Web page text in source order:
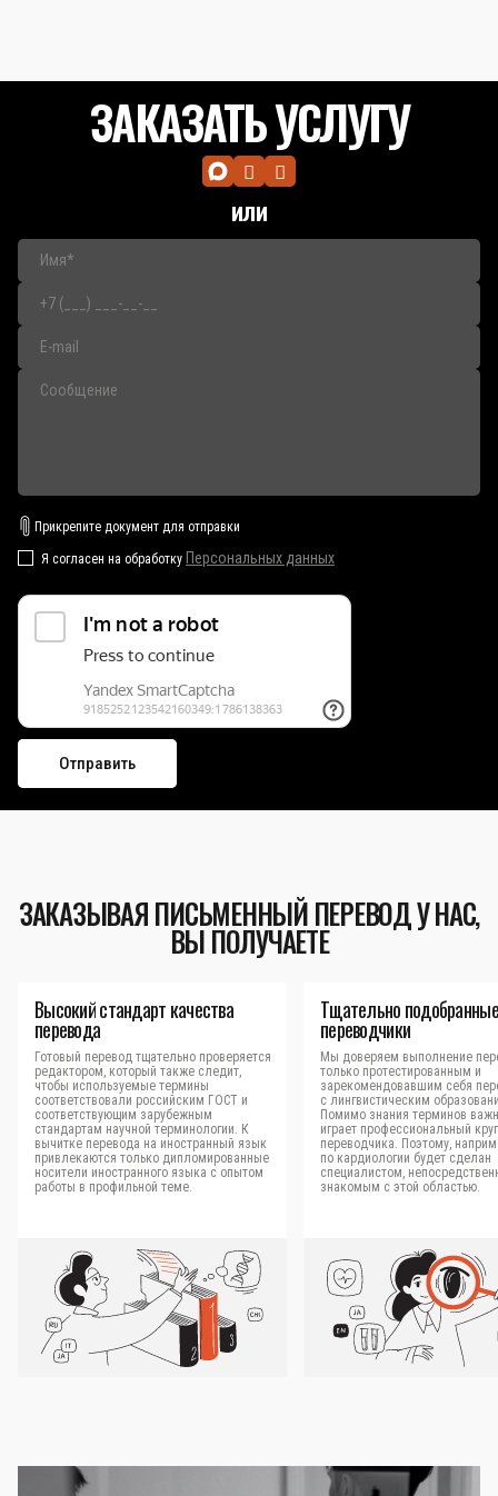
ЗАКАЗАТЬ УСЛУГУ
или
Прикрепите документ для отправки
Я согласен на обработку Персональных данных
ЗАКАЗЫВАЯ ПИСЬМЕННЫЙ ПЕРЕВОД У НАС,
ВЫ ПОЛУЧАЕТЕ
Высокий стандарт качества
перевода
Готовый перевод тщательно проверяется
редактором, который также следит,
чтобы используемые термины
соответствовали российским ГОСТ и
соответствующим зарубежным
стандартам научной терминологии. К
вычитке перевода на иностранный язык
привлекаются только дипломированные
носители иностранного языка с опытом
работы в профильной теме.
Тщательно подобранные
переводчики
Мы доверяем выполнение
только протестированным и
зарекомендовавшим себя
с лингвистическим
Помимо знания терминов
играет профессиональный
переводчика. Поэтому,
по кардиологии будет сделан
специалистом,
знакомым с этой областью.